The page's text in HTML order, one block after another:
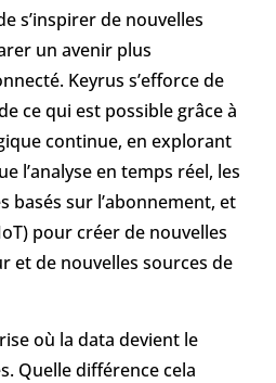
s’inspirer de nouvelles
un avenir plus
Keyrus s’efforce de
ce qui est possible grâce à
continue, en explorant
l’analyse en temps réel, les
basés sur l’abonnement, et
pour créer de nouvelles
et de nouvelles sources de
où la data devient le
Quelle différence cela